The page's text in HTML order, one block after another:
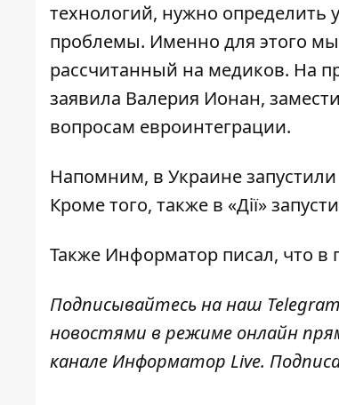
технологий, нужно определить
проблемы. Именно для этого
рассчитанный на медиков. На
заявила Валерия Ионан,
вопросам евроинтеграции.
Напомним, в Украине
Кроме того, также в «Дії»
Также Информатор писал, что в
Подписывайтесь на наш
новостями в режиме онлайн
канале Информатор Live.